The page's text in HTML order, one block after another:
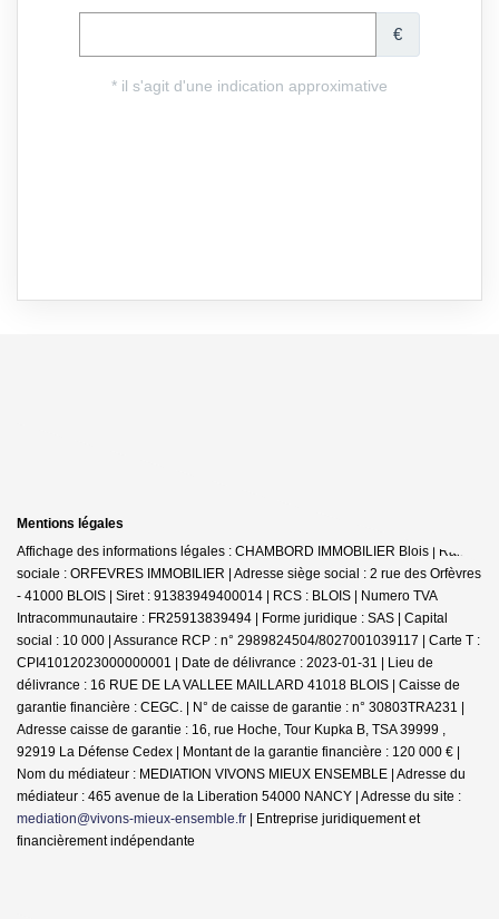
Mentions légales
Affichage des informations légales : CHAMBORD IMMOBILIER Blois | Raison
sociale : ORFEVRES IMMOBILIER | Adresse siège social : 2 rue des Orfèvres
- 41000 BLOIS | Siret : 91383949400014 | RCS : BLOIS | Numero TVA
Intracommunautaire : FR25913839494 | Forme juridique : SAS | Capital
social : 10 000 | Assurance RCP : n° 2989824504/8027001039117 | Carte T :
CPI41012023000000001 | Date de délivrance : 2023-01-31 | Lieu de
délivrance : 16 RUE DE LA VALLEE MAILLARD 41018 BLOIS | Caisse de
garantie financière : CEGC. | N° de caisse de garantie : n° 30803TRA231 |
Adresse caisse de garantie : 16, rue Hoche, Tour Kupka B, TSA 39999 ,
92919 La Défense Cedex | Montant de la garantie financière : 120 000 € |
Nom du médiateur : MEDIATION VIVONS MIEUX ENSEMBLE | Adresse du
médiateur : 465 avenue de la Liberation 54000 NANCY | Adresse du site :
mediation@vivons-mieux-ensemble.fr | Entreprise juridiquement et
financièrement indépendante